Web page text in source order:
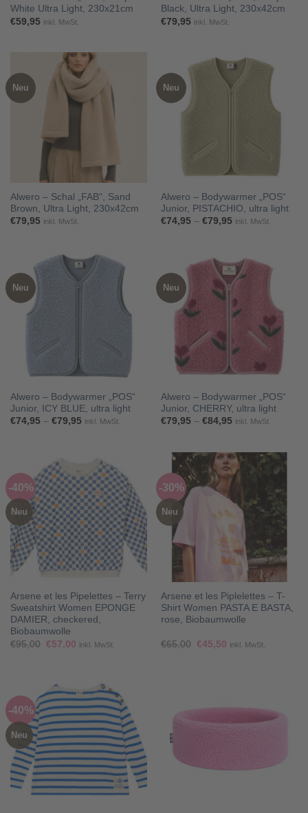
White Ultra Light, 230x21cm
€59,95 inkl. MwSt.
Black, Ultra Light, 230x42cm
€79,95 inkl. MwSt.
Neu
Alwero – Schal „FAB“, Sand
Brown, Ultra Light, 230x42cm
€79,95 inkl. MwSt.
Neu
Alwero – Bodywarmer „POS“
Junior, PISTACHIO, ultra light
€74,95 – €79,95Preisspanne:
inkl. MwSt.
Neu
Alwero – Bodywarmer „POS“
Junior, ICY BLUE, ultra light
€74,95 – €79,95Preisspanne:
inkl. MwSt.
Neu
Alwero – Bodywarmer „POS“
Junior, CHERRY, ultra light
€79,95 – €84,95Preisspanne:
inkl. MwSt.
-40%
Neu
Arsene et les Pipelettes – Terry
Sweatshirt Women EPONGE
DAMIER, checkered,
Biobaumwolle
€95,00 Ursprünglicher
Preis
€57,00Aktueller
inkl. MwSt.
-30%
Neu
Arsene et les Piplelettes – T-
Shirt Women PASTA E BASTA,
rose, Biobaumwolle
€65,00 Ursprünglicher
Preis
€45,50Aktueller
inkl. MwSt.
-40%
Neu